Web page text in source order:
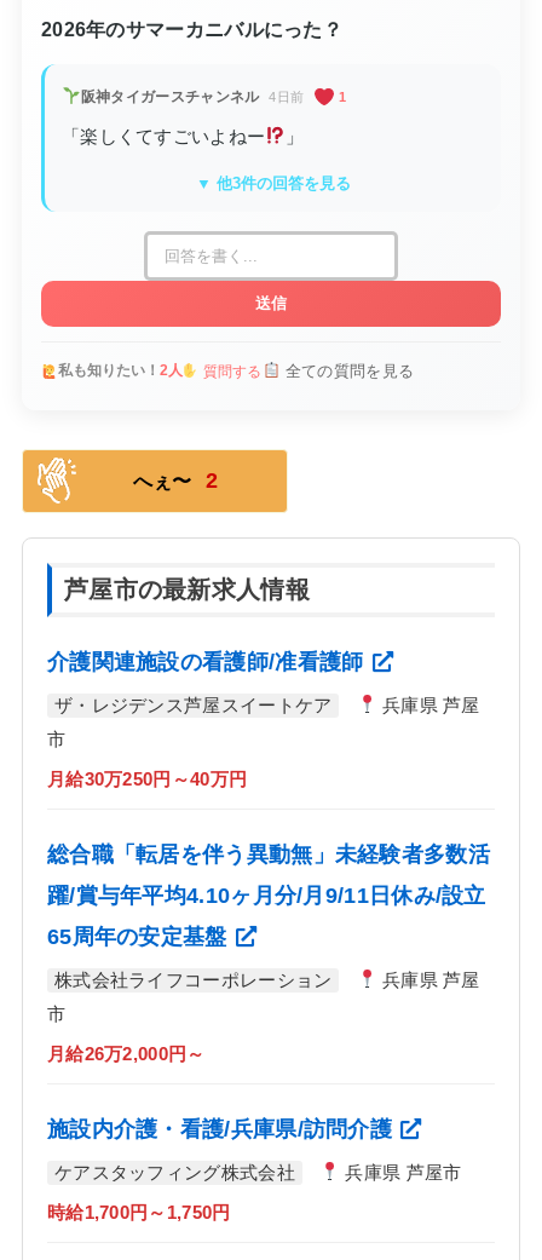
2026年のサマーカニバルにった？
阪神タイガースチャンネル 4日前 1
「楽しくてすごいよねー 」
▼ 他3件の回答を見る
送信
私も知りたい！ 2人 質問する 全ての質問を見る
へぇ〜 2
芦屋市の最新求人情報
介護関連施設の看護師/准看護師
ザ・レジデンス芦屋スイートケア
兵庫県 芦屋
市
月給30万250円～40万円
総合職「転居を伴う異動無」未経験者多数活
躍/賞与年平均4.10ヶ月分/月9/11日休み/設立
65周年の安定基盤
株式会社ライフコーポレーション
兵庫県 芦屋
市
月給26万2,000円～
施設内介護・看護/兵庫県/訪問介護
ケアスタッフィング株式会社 兵庫県 芦屋市
時給1,700円～1,750円